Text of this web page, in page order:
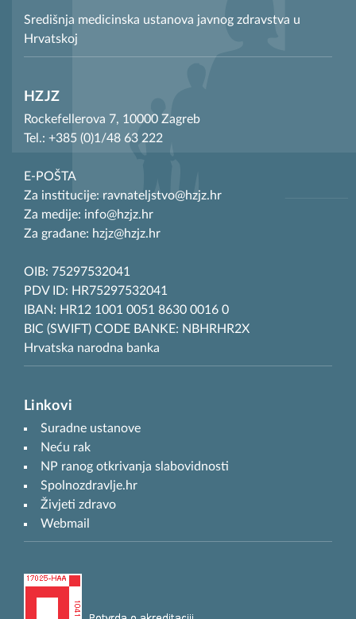
Središnja medicinska ustanova javnog zdravstva u
Hrvatskoj
HZJZ
Rockefellerova 7, 10000 Zagreb
Tel.: +385 (0)1/48 63 222
E-POŠTA
Za institucije: ravnateljstvo@hzjz.hr
Za medije: info@hzjz.hr
Za građane: hzjz@hzjz.hr
OIB: 75297532041
PDV ID: HR75297532041
IBAN: HR12 1001 0051 8630 0016 0
BIC (SWIFT) CODE BANKE: NBHRHR2X
Hrvatska narodna banka
Linkovi
Suradne ustanove
Neću rak
NP ranog otkrivanja slabovidnosti
Spolnozdravlje.hr
Živjeti zdravo
Webmail